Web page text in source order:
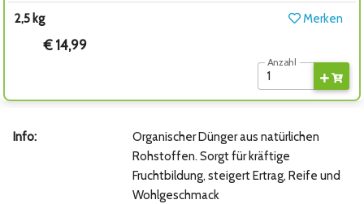
2,5 kg Merken
€ 14,99
Anzahl
Info:
Organischer Dünger aus natürlichen
Rohstoffen. Sorgt für kräftige
Fruchtbildung, steigert Ertrag, Reife und
Wohlgeschmack